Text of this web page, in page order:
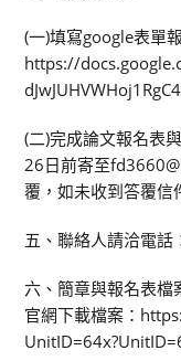
(一)填寫google表單
https://
(二)完成論文報名表
26日前寄至
覆，如未收到答覆信
五、聯絡人請洽電
六、簡章與報名表檔
官網下載檔案：